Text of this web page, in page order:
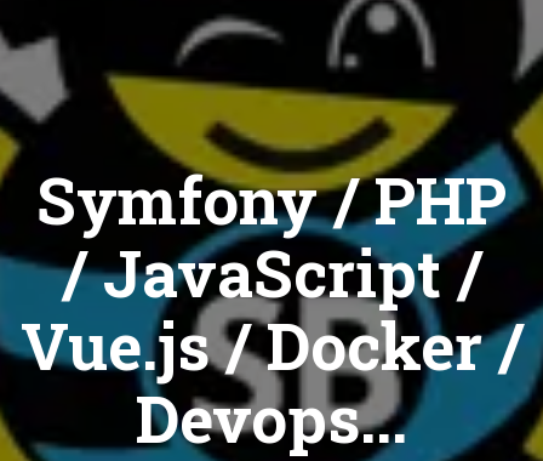
Symfony / PHP
/ JavaScript /
Vue.js / Docker /
Devops...